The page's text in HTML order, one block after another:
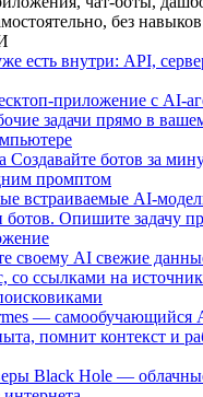
без
есть внутри: API,
приложение с AI-
задачи прямо в
Создавайте ботов за
промптом
встраиваемые AI-
Опишите задачу
своему AI свежие
со ссылками на
— самообучающийся
помнит контекст и
Black Hole —